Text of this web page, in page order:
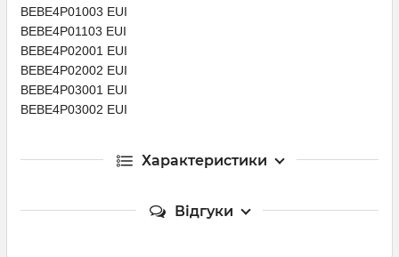
BEBE4P01003 EUI
BEBE4P01103 EUI
BEBE4P02001 EUI
BEBE4P02002 EUI
BEBE4P03001 EUI
BEBE4P03002 EUI
Характеристики
Відгуки